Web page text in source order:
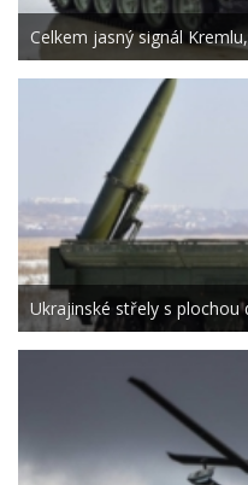
Celkem jasný signál
Ukrajinské střely s plochou